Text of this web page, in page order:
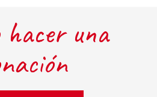
hacer una